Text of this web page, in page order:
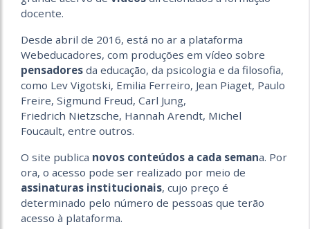
docente.
Desde abril de 2016, está no ar a plataforma
Webeducadores, com produções em vídeo sobre
pensadores da educação, da psicologia e da filosofia,
como Lev Vigotski, Emilia Ferreiro, Jean Piaget, Paulo
Freire, Sigmund Freud, Carl Jung,
Friedrich Nietzsche, Hannah Arendt, Michel
Foucault, entre outros.
O site publica novos conteúdos a cada semana. Por
ora, o acesso pode ser realizado por meio de
assinaturas institucionais, cujo preço é
determinado pelo número de pessoas que terão
acesso à plataforma.